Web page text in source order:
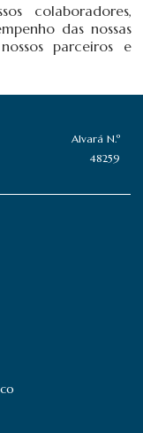
colaboradores,
das nossas
parceiros e
Alvará N.º
48259